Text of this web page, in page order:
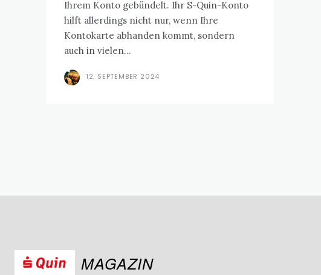
Ihrem Konto gebündelt. Ihr S-Quin-Konto
hilft allerdings nicht nur, wenn Ihre
Kontokarte abhanden kommt, sondern
auch in vielen...
12. SEPTEMBER 2024
MAGAZIN